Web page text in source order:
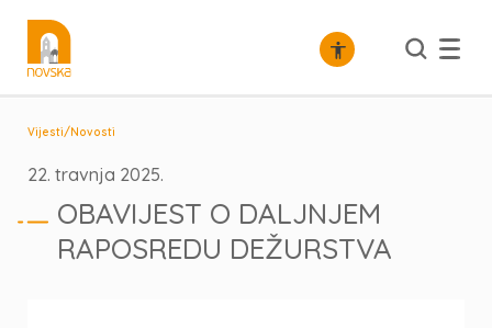
Vijesti/Novosti
22. travnja 2025.
OBAVIJEST O DALJNJEM
RAPOSREDU DEŽURSTVA